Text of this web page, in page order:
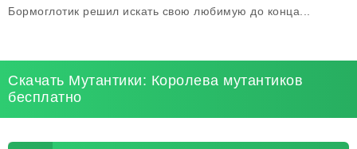
Бормоглотик решил искать свою любимую до конца...
Скачать Мутантики: Королева мутантиков
бесплатно